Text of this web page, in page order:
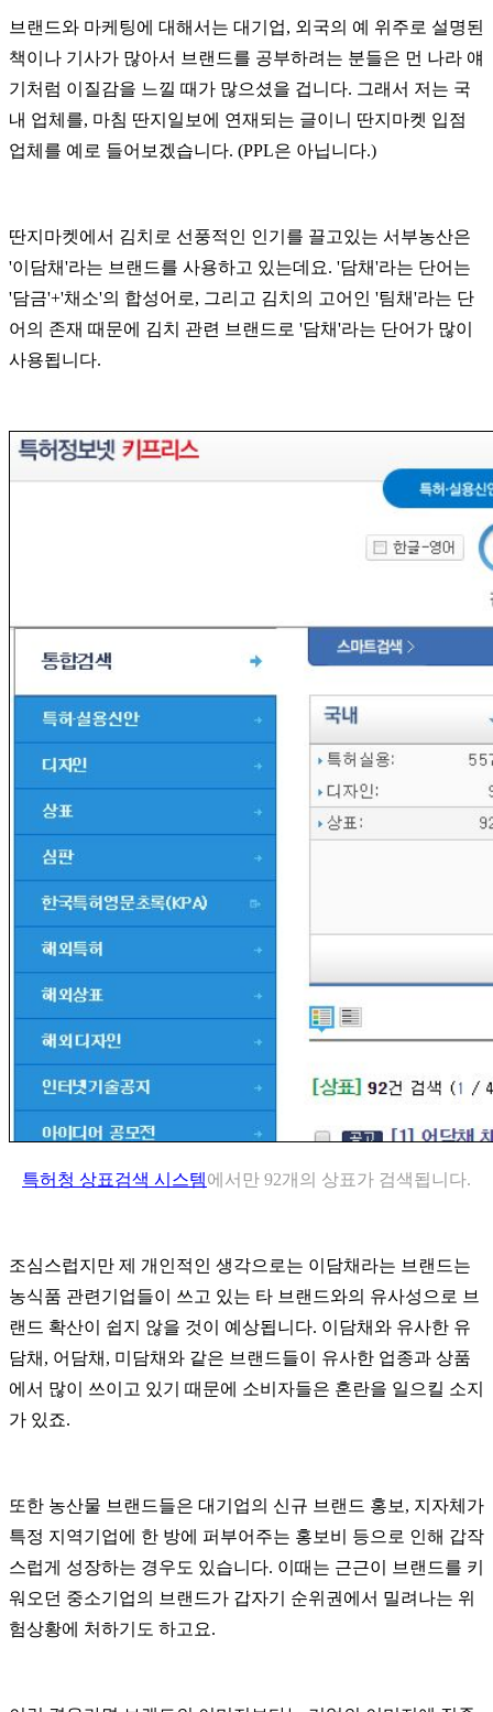
브랜드와 마케팅에 대해서는 대기업, 외국의 예 위주로 설명된
책이나 기사가 많아서 브랜드를 공부하려는 분들은 먼 나라 얘
기처럼 이질감을 느낄 때가 많으셨을 겁니다. 그래서 저는 국
내 업체를, 마침 딴지일보에 연재되는 글이니 딴지마켓 입점
업체를 예로 들어보겠습니다. (PPL은 아닙니다.)
딴지마켓에서 김치로 선풍적인 인기를 끌고있는 서부농산은
'이담채'라는 브랜드를 사용하고 있는데요. '담채'라는 단어는
'담금'+'채소'의 합성어로, 그리고 김치의 고어인 '팀채'라는 단
어의 존재 때문에 김치 관련 브랜드로 '담채'라는 단어가 많이
사용됩니다.
특허청 상표검색 시스템에서만 92개의 상표가 검색됩니다.
조심스럽지만 제 개인적인 생각으로는 이담채라는 브랜드는
농식품 관련기업들이 쓰고 있는 타 브랜드와의 유사성으로 브
랜드 확산이 쉽지 않을 것이 예상됩니다. 이 담채와 유사한 유
담채, 어담채, 미담채와 같은 브랜드들이 유사한 업종과 상품
에서 많이 쓰이고 있기 때문에 소비자들은 혼란을 일으킬 소지
가 있죠.
또한 농산물 브랜드들은 대기업의 신규 브랜드 홍보, 지자체가
특정 지역기업에 한 방에 퍼부어주는 홍보비 등으로 인해 갑작
스럽게 성장하는 경우도 있습니다. 이때는 근근이 브랜드를 키
워오던 중소기업의 브랜드가 갑자기 순위권에서 밀려나는 위
험상황에 처하기도 하고요.